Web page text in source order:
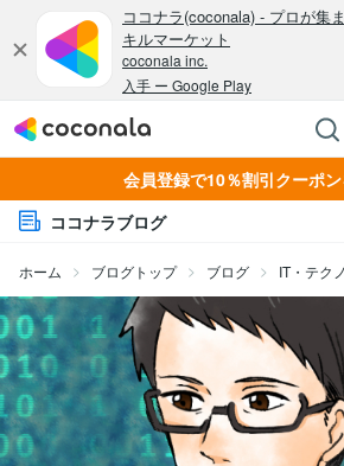
会員登録で10％割引クーポン
ココナラブログ
ホーム ブログトップ ブログ IT・テク